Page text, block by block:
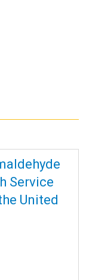
Service
United